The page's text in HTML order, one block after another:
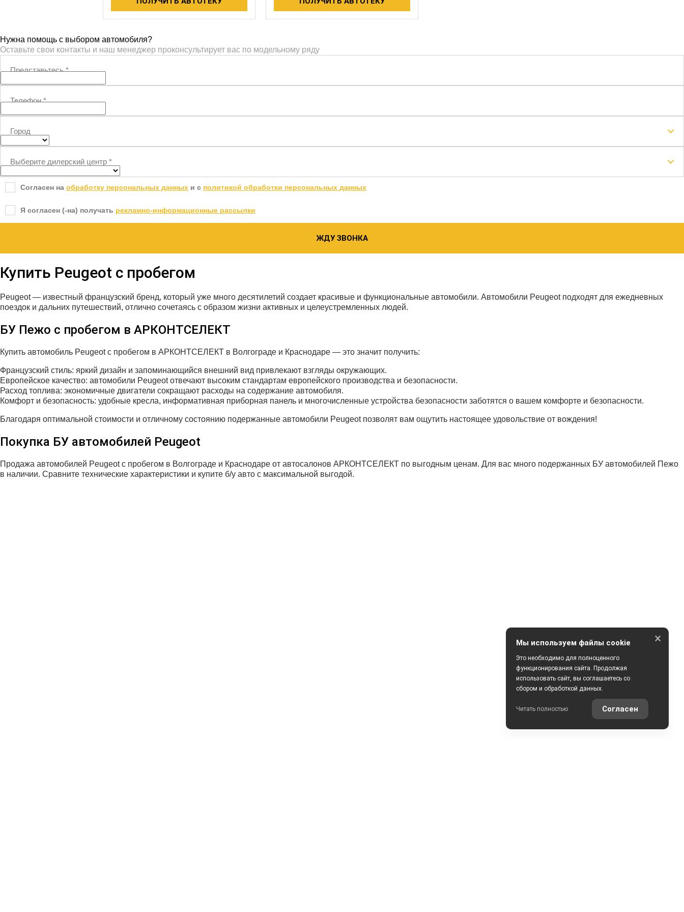
Нужна помощь с выбором автомобиля?
Оставьте свои контакты и наш менеджер проконсультирует вас по модельному ряду
Представьтесь*
Телефон*
Город
Выберите дилерский центр *
Согласен на обработку персональных данных и c политикой обработки персональных данных
Я согласен (-на) получать рекламно-информационные рассылки
ЖДУ ЗВОНКА
Купить Peugeot с пробегом
Peugeot — известный французский бренд, который уже много десятилетий создает красивые и функциональные автомобили. Автомобили Peugeot подходят для ежедневных
поездок и дальних путешествий, отлично сочетаясь с образом жизни активных и целеустремленных людей.
БУ Пежо с пробегом в АРКОНТСЕЛЕКТ
Купить автомобиль Peugeot с пробегом в АРКОНТСЕЛЕКТ в Волгограде и Краснодаре — это значит получить:
Французский стиль: яркий дизайн и запоминающийся внешний вид привлекают взгляды окружающих.
Европейское качество: автомобили Peugeot отвечают высоким стандартам европейского производства и безопасности.
Расход топлива: экономичные двигатели сокращают расходы на содержание автомобиля.
Комфорт и безопасность: удобные кресла, информативная приборная панель и многочисленные устройства безопасности заботятся о вашем комфорте и безопасности.
Благодаря оптимальной стоимости и отличному состоянию подержанные автомобили Peugeot позволят вам ощутить настоящее удовольствие от вождения!
Покупка БУ автомобилей Peugeot
Продажа автомобилей Peugeot с пробегом в Волгограде и Краснодаре от автосалонов АРКОНТСЕЛЕКТ по выгодным ценам. Для вас много подержанных БУ автомобилей Пежо
в наличии. Сравните технические характеристики и купите б/у авто с максимальной выгодой.
Мы используем файлы cookie
Это необходимо для полноценного
функционирования сайта. Продолжая
использовать сайт, вы соглашаетесь со
сбором и обработкой данных.
Читать полностью Согласен
×